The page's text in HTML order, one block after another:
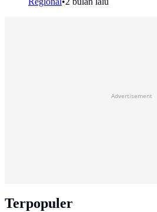
Advertisement
Terpopuler